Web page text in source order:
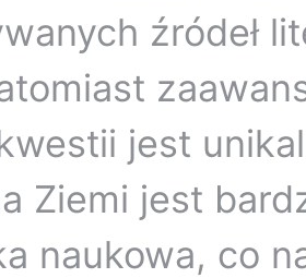
źródeł
jest
Ziemi jest
naukowa, co